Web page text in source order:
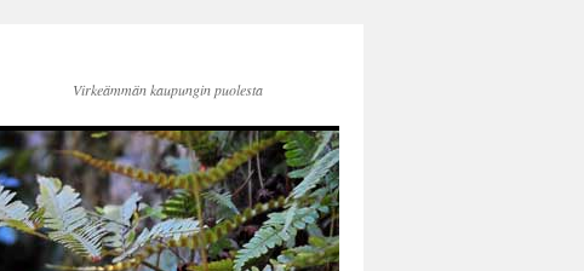
Virkeämmän kaupungin puolesta